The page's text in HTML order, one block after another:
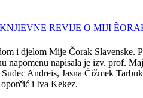
i djelom Mije Čorak Slavenske.
napomenu napisala je izv. prof.
Andreis, Jasna Čižmek
i Iva Kekez.